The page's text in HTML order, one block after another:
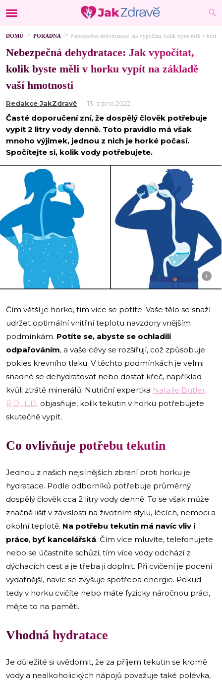
DOMŮ PORADNA Nebezpečná dehydratace: Jak vypočítat, kolik byste měli v
Nebezpečná dehydratace: Jak vypočítat,
kolik byste měli v horku vypít na základě
vaší hmotnosti
Redakce JakZdravě 13. srpna 2022
Časté doporučení zní, že dospělý člověk potřebuje
vypít 2 litry vody denně. Toto pravidlo má však
mnoho výjimek, jednou z nich je horké počasí.
Spočítejte si, kolik vody potřebujete.
i
Čím větší je horko, tím více se potíte. Vaše tělo se snaží
udržet optimální vnitřní teplotu navzdory vnějším
podmínkám. Potíte se, abyste se ochladili
odpařováním, a vaše cévy se rozšiřují, což způsobuje
pokles krevního tlaku. V těchto podmínkách je velmi
snadné se dehydratovat nebo dostat křeč, například
kvůli ztrátě minerálů. Nutriční expertka Natalie Butler,
R.D., L.D. objasňuje, kolik tekutin v horku potřebujete
skutečně vypít.
Co ovlivňuje potřebu tekutin
Jednou z našich nejsilnějších zbraní proti horku je
hydratace. Podle odborníků potřebuje průměrný
dospělý člověk cca 2 litry vody denně. To se však může
značně lišit v závislosti na životním stylu, lécích, nemoci a
okolní teplotě. Na potřebu tekutin má navíc vliv i
práce, byť kancelářská. Čím více mluvíte, telefonujete
nebo se účastníte schůzí, tím více vody odchází z
dýchacích cest a je třeba ji doplnit. Při cvičení je pocení
vydatnější, navíc se zvyšuje spotřeba energie. Pokud
tedy v horku cvičíte nebo máte fyzicky náročnou práci,
mějte to na paměti.
Vhodná hydratace
Je důležité si uvědomit, že za příjem tekutin se kromě
vody a nealkoholických nápojů považuje také polévka,